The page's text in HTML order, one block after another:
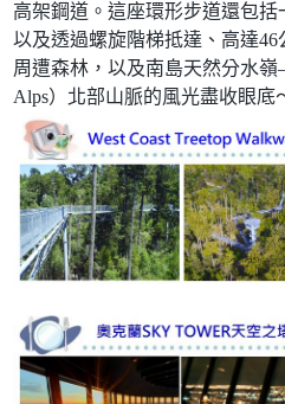
高架鋼道。這座環形步道還包括
以及透過螺旋階梯抵達、高達
周遭森林，以及南島天然分水
Alps）北部山脈的風光盡收眼底